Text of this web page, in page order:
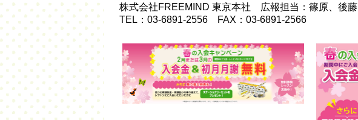
株式会社FREEMIND 東京本社 広報担当：篠原、後藤
TEL：03-6891-2556 FAX：03-6891-2566